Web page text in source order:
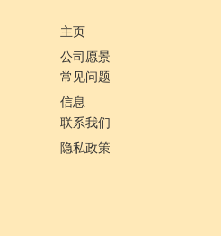
主页
公司愿景
常见问题
信息
联系我们
隐私政策